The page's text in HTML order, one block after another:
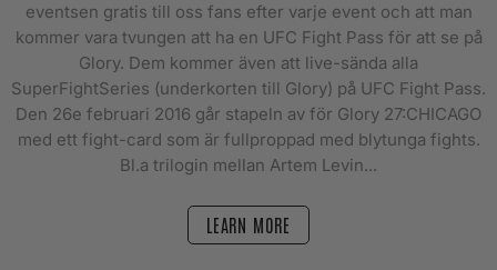
eventsen gratis till oss fans efter varje event och att man
kommer vara tvungen att ha en UFC Fight Pass för att se på
Glory. Dem kommer även att live-sända alla
SuperFightSeries (underkorten till Glory) på UFC Fight Pass.
Den 26e februari 2016 går stapeln av för Glory 27:CHICAGO
med ett fight-card som är fullproppad med blytunga fights.
Bl.a trilogin mellan Artem Levin...
LEARN MORE